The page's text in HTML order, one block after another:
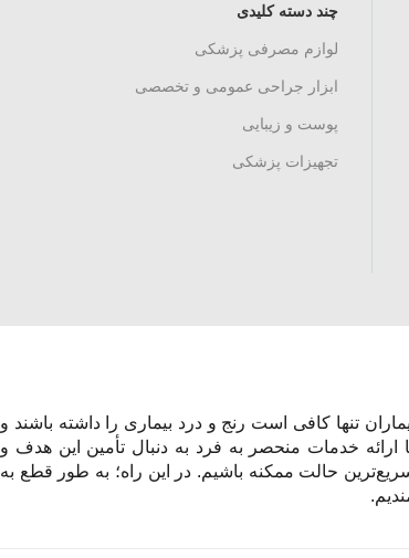
چند دسته کلیدی
لوازم مصرفی پزشکی
ابزار جراحی عمومی و تخصصی
پوست و زیبایی
تجهیزات پزشکی
تنها کافی است رنج و درد بیماری را داشته باشند و
ارائه خدمات منحصر به فرد به دنبال تأمین این هدف و
حالت ممکنه باشیم. در این راه؛ به طور قطع به